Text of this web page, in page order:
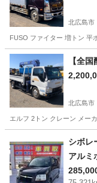
北広島市
FUSO ファイター 増トン
北海道 北広島市 そ
【全
北広島市
エルフ 2トン クレーン メー
シボ
アル
ミラ